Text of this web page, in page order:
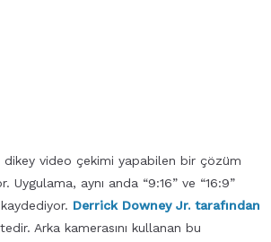
video çekimi yapabilen bir çözüm
aynı anda “9:16” ve “16:9”
Derrick Downey Jr. tarafından
Arka kamerasını kullanan bu